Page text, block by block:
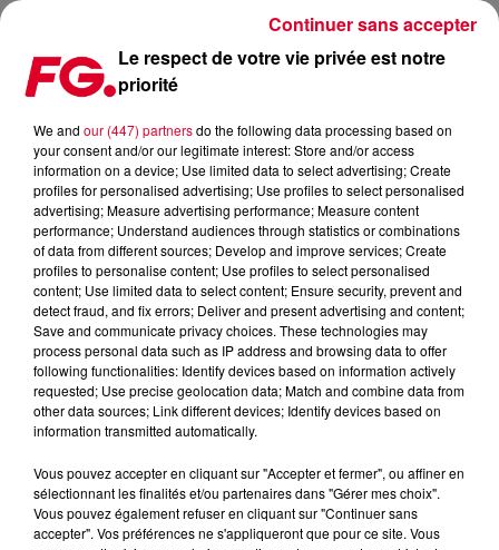
AMSTERDAM : LE BLACKOUT CONTINUE
Publié : 15 septembre 2021 à 12h27 par Christophe
HUBERT
Le respect de votre vie privée est notre
priorité
We and our (447) partnersdo the following data processing based on
your consent and/or our legitimate interest: Store and/or access
information on a device; Use limited data to select advertising; Create
profiles for personalised advertising; Use profiles to select personalised
advertising; Measure advertising performance; Measure content
performance; Understand audiences through statistics or combinations
of data from different sources; Develop and improve services; Create
profiles to personalise content; Use profiles to select personalised
content; Use limited data to select content; Ensure security, prevent and
detect fraud, and fix errors; Deliver and present advertising and content;
Save and communicate privacy choices. These technologies may
process personal data such as IP address and browsing data to offer
following functionalities: Identify devices based on information actively
requested; Use precise geolocation data; Match and combine data from
other data sources; Link different devices; Identify devices based on
information transmitted automatically.
Vous pouvez accepter en cliquant sur "Accepter et fermer", ou affiner en
sélectionnant les finalités et/ou partenaires dans "Gérer mes choix".
Vous pouvez également refuser en cliquant sur "Continuer sans
accepter". Vos préférences ne s'appliqueront que pour ce site. Vous
Continuer sans accepter